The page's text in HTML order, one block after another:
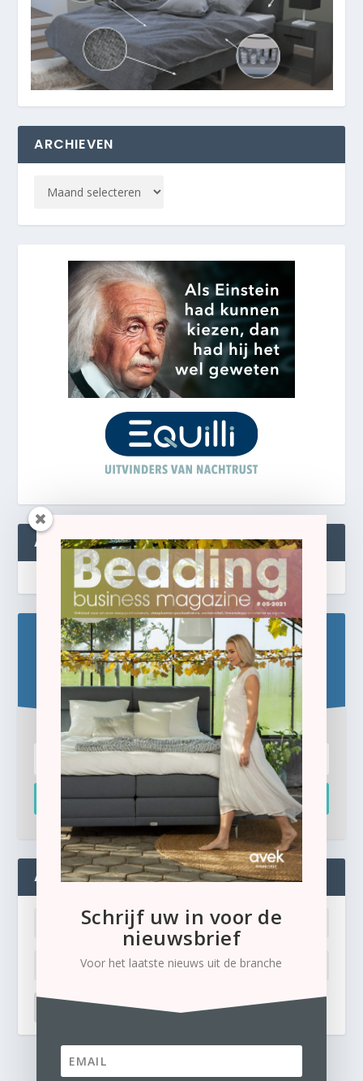
ARCHIEVEN
ABONNEREN
Blijf op de hoogte!
Schrijf u hier in voor de gratis e-newsletter.
Inschrijven
ADMIN
Ik ben mijn wachtwoord kwijt
Schrijf uw in voor de
nieuwsbrief
Voor het laatste nieuws uit de branche